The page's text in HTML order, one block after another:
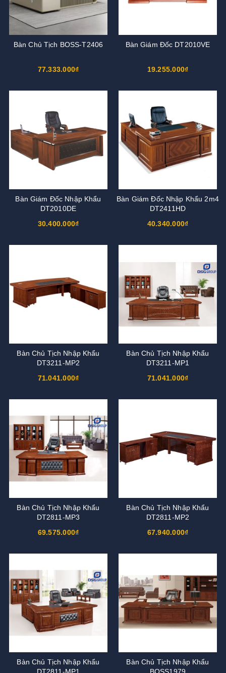
Bàn Chủ Tịch BOSS-T2406
77.333.000₫
Bàn Giám Đốc DT2010VE
19.255.000₫
Bàn Giám Đốc Nhập Khẩu
DT2010DE
30.400.000₫
Bàn Giám Đốc Nhập Khẩu 2m4
DT2411HD
40.340.000₫
Bàn Chủ Tịch Nhập Khẩu
DT3211-MP2
71.041.000₫
Bàn Chủ Tịch Nhập Khẩu
DT3211-MP1
71.041.000₫
Bàn Chủ Tịch Nhập Khẩu
DT2811-MP3
69.575.000₫
Bàn Chủ Tịch Nhập Khẩu
DT2811-MP2
67.940.000₫
Bàn Chủ Tịch Nhập Khẩu
Bàn Chủ Tịch Nhập Khẩu